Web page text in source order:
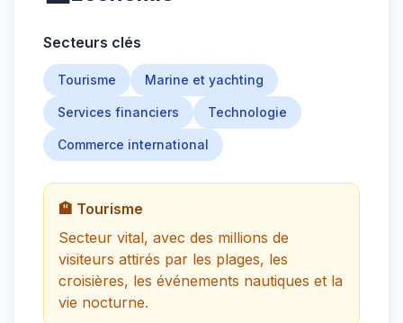
Secteurs clés
Tourisme Marine et yachting
Services financiers Technologie
Commerce international
🏨 Tourisme
Secteur vital, avec des millions de
visiteurs attirés par les plages, les
croisières, les événements nautiques et la
vie nocturne.